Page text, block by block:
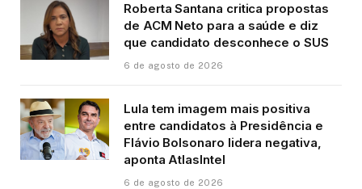
Roberta Santana critica propostas
de ACM Neto para a saúde e diz
que candidato desconhece o SUS
6 de agosto de 2026
Lula tem imagem mais positiva
entre candidatos à Presidência e
Flávio Bolsonaro lidera negativa,
aponta AtlasIntel
6 de agosto de 2026